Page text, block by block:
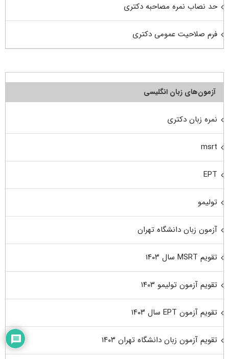
حد نصاب نمره مصاحبه دکتری
فرم صلاحیت عمومی دکتری
آزمون‌های زبان انگلیسی
نمره زبان دکتری
msrt
EPT
تولیمو
آزمون زبان دانشگاه تهران
تقویم MSRT سال ۱۴۰۳
تقویم آزمون تولیمو ۱۴۰۳
تقویم آزمون EPT سال ۱۴۰۳
تقویم آزمون زبان دانشگاه تهران ۱۴۰۳